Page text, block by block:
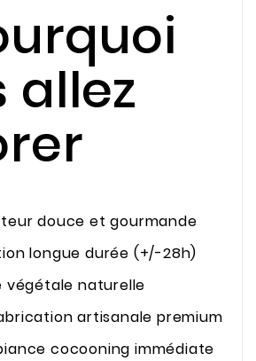
allez
douce et gourmande
longue durée (+/-28h)
végétale naturelle
artisanale premium
cocooning immédiate